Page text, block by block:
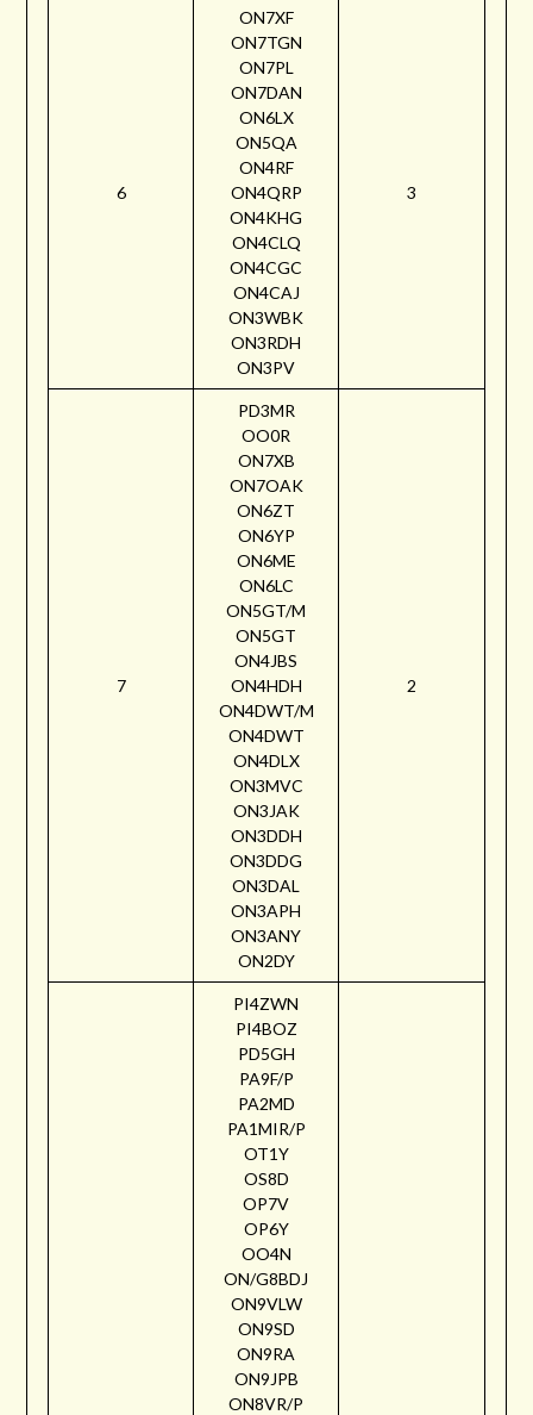
6
ON7XF
ON7TGN
ON7PL
ON7DAN
ON6LX
ON5QA
ON4RF
ON4QRP
ON4KHG
ON4CLQ
ON4CGC
ON4CAJ
ON3WBK
ON3RDH
ON3PV
3
7
PD3MR
OO0R
ON7XB
ON7OAK
ON6ZT
ON6YP
ON6ME
ON6LC
ON5GT/M
ON5GT
ON4JBS
ON4HDH
ON4DWT/M
ON4DWT
ON4DLX
ON3MVC
ON3JAK
ON3DDH
ON3DDG
ON3DAL
ON3APH
ON3ANY
ON2DY
2
PI4ZWN
PI4BOZ
PD5GH
PA9F/P
PA2MD
PA1MIR/P
OT1Y
OS8D
OP7V
OP6Y
OO4N
ON/G8BDJ
ON9VLW
ON9SD
ON9RA
ON9JPB
ON8VR/P